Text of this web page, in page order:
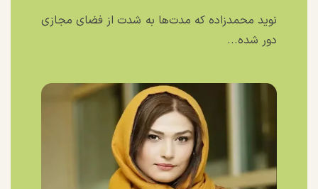
نوید محمدزاده که مدت‌ها به شدت از فضای مجازی
دور شده...